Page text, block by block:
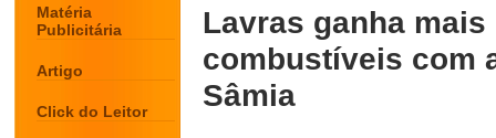
Matéria
Publicitária
Artigo
Click do Leitor
Lavras ganha
combustíveis com
Sâmia